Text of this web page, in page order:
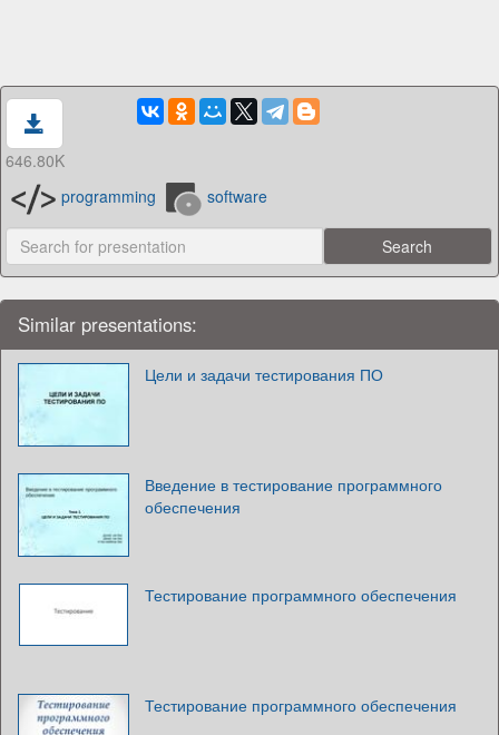
646.80K
programming
software
Similar presentations:
Цели и задачи тестирования ПО
Введение в тестирование программного
обеспечения
Тестирование программного обеспечения
Тестирование программного обеспечения